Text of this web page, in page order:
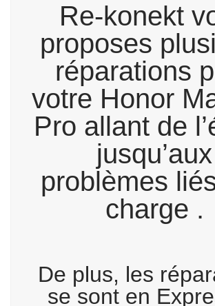
Re-konekt
proposes
réparations
votre Honor
Pro allant de
jusqu’aux
problèmes
charge .
De plus, les
se sont en